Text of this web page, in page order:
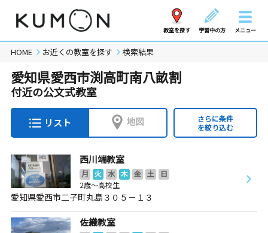
教室を探す 学習中の方 メニュー
HOME お近くの教室を探す 検索結果
愛知県愛西市渕高町南八畝割
付近の公文式教室
リスト 地図
さらに条件
を絞り込む
西川端教室
月 火 水 木 金 土
日
2歳～高校生
愛知県愛西市二子町丸島３０５－１３
佐織教室